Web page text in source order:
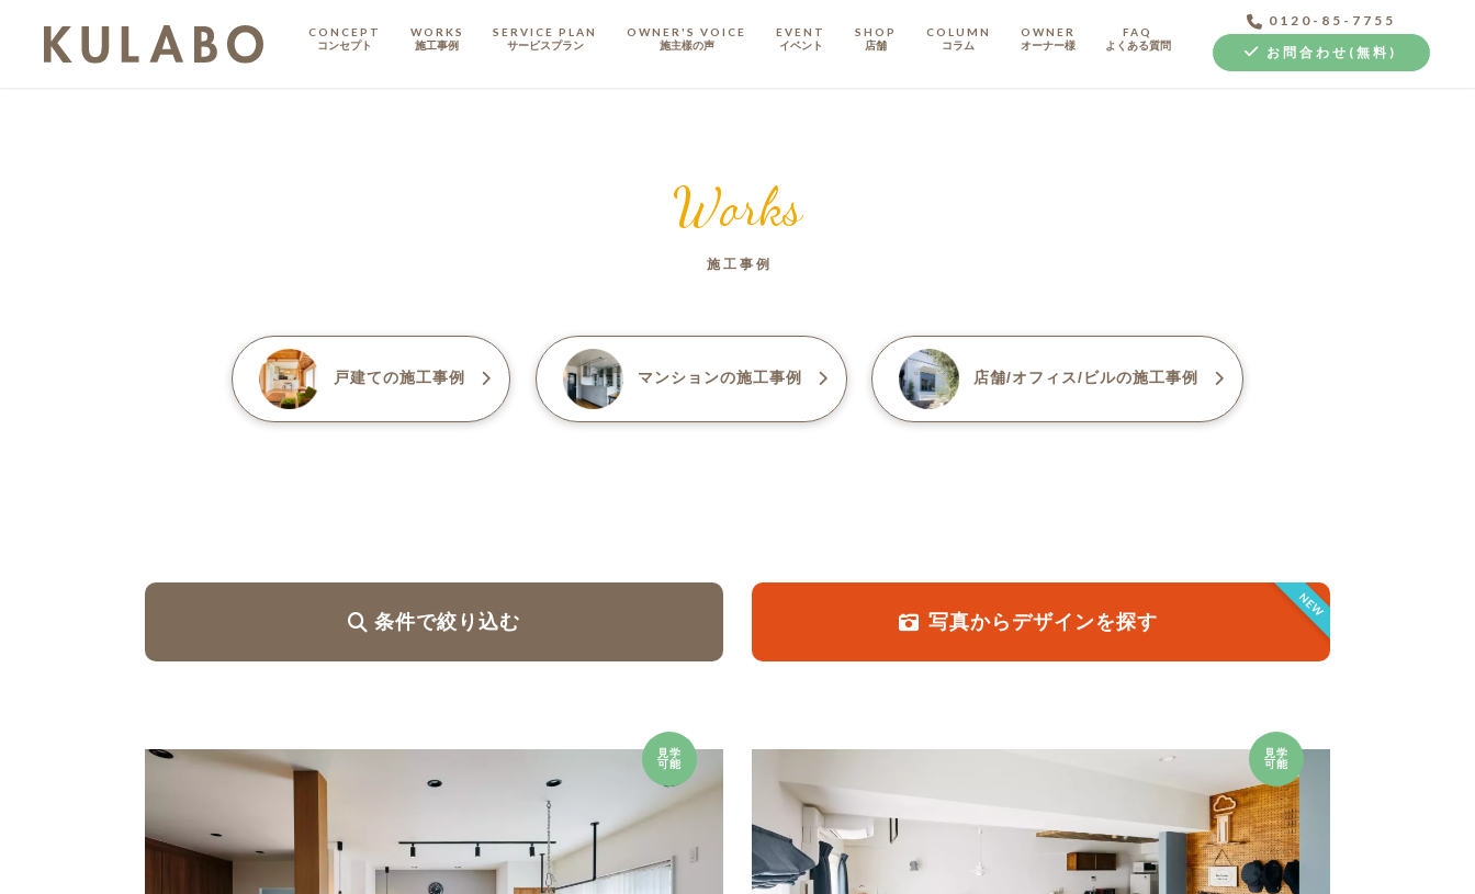
CONCEPT
コンセプト
WORKS
施工事例
SERVICE PLAN
サービスプラン
OWNER'S VOICE
施主樣の声
EVENT
イベント
SHOP
店舗
COLUMN
コラム
OWNER
オーナー様
FAQ
よくある質問
0120-85-7755
お問合わせ(無料)
Works
施工事例
戸建ての施工事例 マンションの施工事例 店舗/オフィス/ビルの施工事例
条件で絞り込む
NEW
写真からデザインを探す
見学
可能
見学
可能